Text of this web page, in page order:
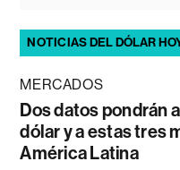
NOTICIAS DEL DÓLAR
MERCADOS
Dos datos pondrán
dólar y a estas tres
América Latina